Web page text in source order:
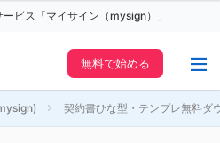
ビス「マイサイン（mysign）」
無料で始める
契約書ひな型・テンプレ無料ダ